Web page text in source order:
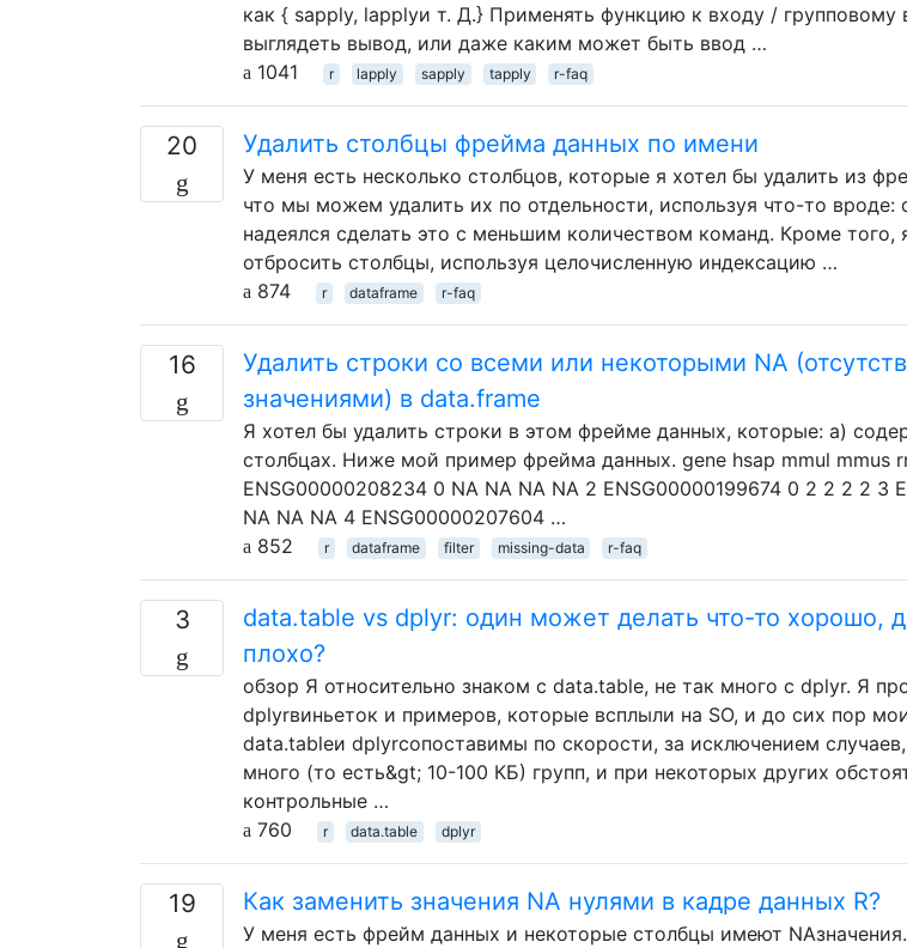
как { sapply, lapplyи т. Д.} Применять функцию к входу / групповому
выглядеть вывод, или даже каким может быть ввод …
1041
r lapply sapply tapply r-faq
20 Удалить столбцы фрейма данных по имени
У меня есть несколько столбцов, которые я хотел бы удалить из
что мы можем удалить их по отдельности, используя что-то
надеялся сделать это с меньшим количеством команд. Кроме того,
отбросить столбцы, используя целочисленную индексацию …
874
r dataframe r-faq
16
Удалить строки со всеми или некоторыми NA
значениями) в data.frame
Я хотел бы удалить строки в этом фрейме данных, которые: а)
столбцах. Ниже мой пример фрейма данных. gene hsap mmul mmus
ENSG00000208234 0 NA NA NA NA 2 ENSG00000199674 0 2 2 2 2 3
NA NA NA 4 ENSG00000207604 …
852
r dataframe filter missing-data r-faq
3
data.table vs dplyr: один может делать что-то хорошо,
плохо?
обзор Я относительно знаком с data.table, не так много с dplyr. Я
dplyrвиньеток и примеров, которые всплыли на SO, и до сих пор
data.tableи dplyrсопоставимы по скорости, за исключением
много (то есть&gt; 10-100 КБ) групп, и при некоторых других
контрольные …
760
r data.table dplyr
19 Как заменить значения NA нулями в кадре данных R?
У меня есть фрейм данных и некоторые столбцы имеют